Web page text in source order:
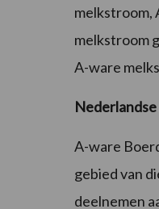
melkstroom,
melkstroom
A-ware
A-ware
gebied van
deelnemen